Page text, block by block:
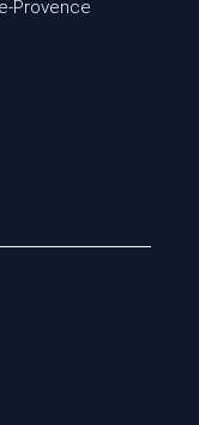
Provence